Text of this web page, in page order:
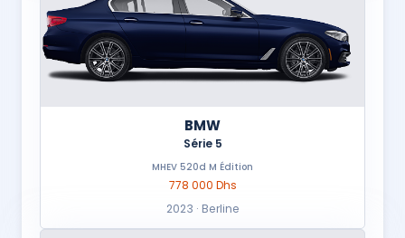
BMW
Série 5
MHEV 520d M Édition
778 000 Dhs
2023 · Berline